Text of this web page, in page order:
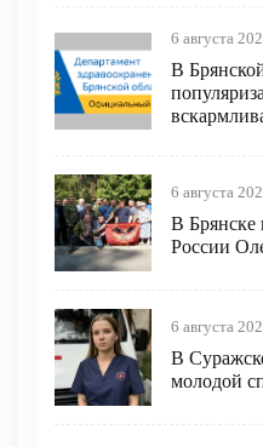
6 августа
В
6 августа
В Брянске
России
6 августа
В
молодой